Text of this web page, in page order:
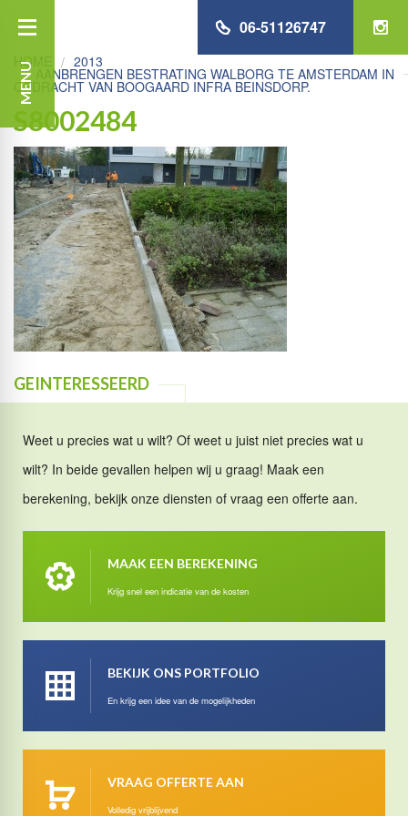
MENU
06-51126747
HOME 2013
AANBRENGEN BESTRATING WALBORG TE AMSTERDAM IN
OPDRACHT VAN BOOGAARD INFRA BEINSDORP.
S8002484
GEINTERESSEERD
Weet u precies wat u wilt? Of weet u juist niet precies wat u
wilt? In beide gevallen helpen wij u graag! Maak een
berekening, bekijk onze diensten of vraag een offerte aan.
MAAK EEN BEREKENING
Krijg snel een indicatie van de kosten
BEKIJK ONS PORTFOLIO
En krijg een idee van de mogelijkheden
VRAAG OFFERTE AAN
Volledig vrijblijvend